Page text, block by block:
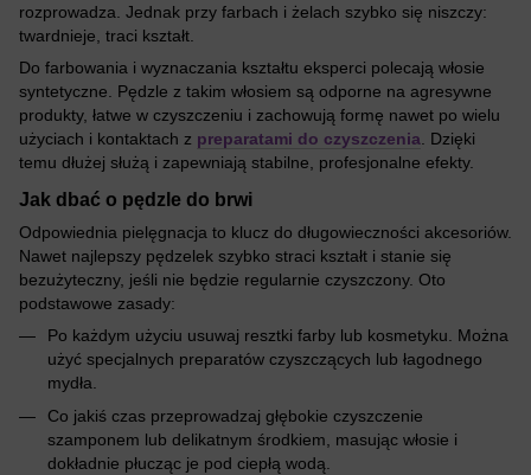
rozprowadza. Jednak przy farbach i żelach szybko się niszczy:
twardnieje, traci kształt.
Do farbowania i wyznaczania kształtu eksperci polecają włosie
syntetyczne. Pędzle z takim włosiem są odporne na agresywne
produkty, łatwe w czyszczeniu i zachowują formę nawet po wielu
użyciach i kontaktach z preparatami do czyszczenia . Dzięki
temu dłużej służą i zapewniają stabilne, profesjonalne efekty.
Jak dbać o pędzle do brwi
Odpowiednia pielęgnacja to klucz do długowieczności akcesoriów.
Nawet najlepszy pędzelek szybko straci kształt i stanie się
bezużyteczny, jeśli nie będzie regularnie czyszczony. Oto
podstawowe zasady:
Po każdym użyciu usuwaj resztki farby lub kosmetyku. Można
użyć specjalnych preparatów czyszczących lub łagodnego
mydła.
Co jakiś czas przeprowadzaj głębokie czyszczenie
szamponem lub delikatnym środkiem, masując włosie i
dokładnie płucząc je pod ciepłą wodą.